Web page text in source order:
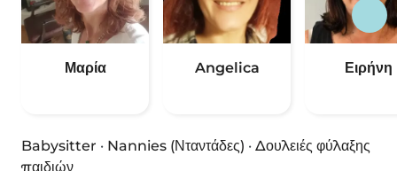
Μαρία Angelica Ειρήνη
Babysitter · Nannies (Νταντάδες) · Δουλειές φύλαξης
παιδιών